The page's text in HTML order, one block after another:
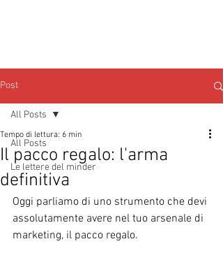
Post
All Posts
Le lettere del minder
All Posts
Il pacco regalo: l'arma
definitiva
Tempo di lettura: 6 min
Oggi parliamo di uno strumento che devi
assolutamente avere nel tuo arsenale di
marketing, il pacco regalo.